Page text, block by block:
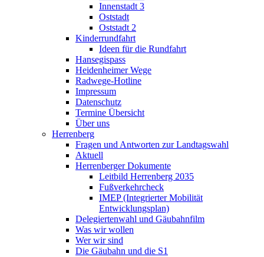
Innenstadt 3
Oststadt
Oststadt 2
Kinderrundfahrt
Ideen für die Rundfahrt
Hansegispass
Heidenheimer Wege
Radwege-Hotline
Impressum
Datenschutz
Termine Übersicht
Über uns
Herrenberg
Fragen und Antworten zur Landtagswahl
Aktuell
Herrenberger Dokumente
Leitbild Herrenberg 2035
Fußverkehrcheck
IMEP (Integrierter Mobilität
Entwicklungsplan)
Delegiertenwahl und Gäubahnfilm
Was wir wollen
Wer wir sind
Die Gäubahn und die S1